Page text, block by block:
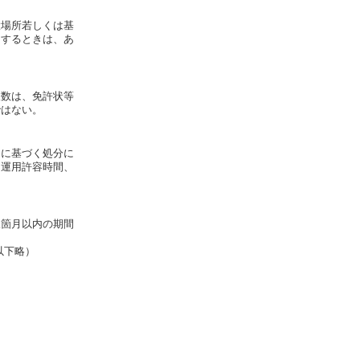
所若しくは基
るときは、あ
は、免許状等
ない。
基づく処分に
用許容時間、
月以内の期間
略）